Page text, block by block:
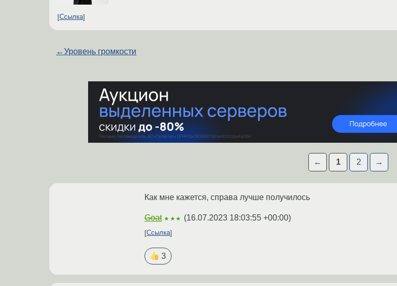
Ссылка
←Уровень громкости
← 1 2 →
Как мне кажется, справа лучше получилось
Goat ★★★ (16.07.2023 18:03:55 +00:00)
Ссылка
3